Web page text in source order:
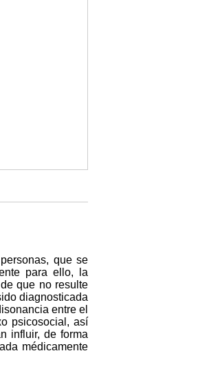
que se
para ello, la
que no resulte
diagnosticada
entre el
psicosocial, así
influir, de forma
médicamente